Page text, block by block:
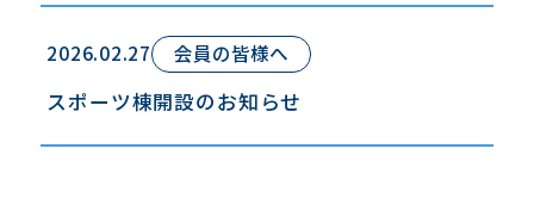
2026.02.27 会員の皆様へ
スポーツ棟開設のお知らせ